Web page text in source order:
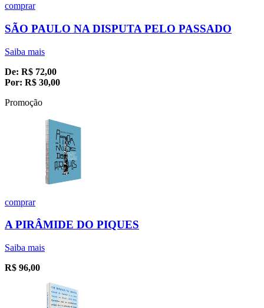
comprar
SÃO PAULO NA DISPUTA PELO PASSADO
Saiba mais
De: R$ 72,00
Por: R$ 30,00
Promoção
comprar
A PIRÂMIDE DO PIQUES
Saiba mais
R$ 96,00